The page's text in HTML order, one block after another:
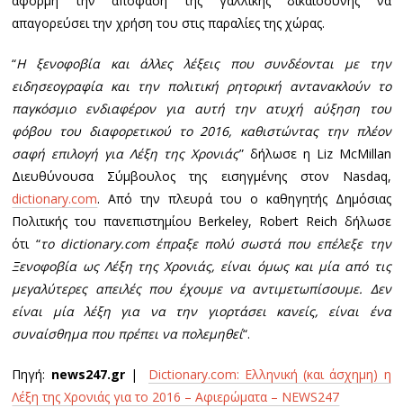
απαγορεύσει την χρήση του στις παραλίες της χώρας.
“Η ξενοφοβία και άλλες λέξεις που συνδέονται με την
ειδησεογραφία και την πολιτική ρητορική αντανακλούν το
παγκόσμιο ενδιαφέρον για αυτή την ατυχή αύξηση του
φόβου του διαφορετικού το 2016, καθιστώντας την πλέον
σαφή επιλογή για Λέξη της Χρονιάς” δήλωσε η Liz McMillan
Διευθύνουσα Σύμβουλος της εισηγμένης στον Nasdaq,
dictionary.com. Από την πλευρά του ο καθηγητής Δημόσιας
Πολιτικής του πανεπιστημίου Berkeley, Robert Reich δήλωσε
ότι “το dictionary.com έπραξε πολύ σωστά που επέλεξε την
Ξενοφοβία ως Λέξη της Χρονιάς, είναι όμως και μία από τις
μεγαλύτερες απειλές που έχουμε να αντιμετωπίσουμε. Δεν
είναι μία λέξη για να την γιορτάσει κανείς, είναι ένα
συναίσθημα που πρέπει να πολεμηθεί“.
Πηγή: news247.gr| Dictionary.com: Ελληνική (και άσχημη) η
Λέξη της Χρονιάς για το 2016 – Αφιερώματα – NEWS247